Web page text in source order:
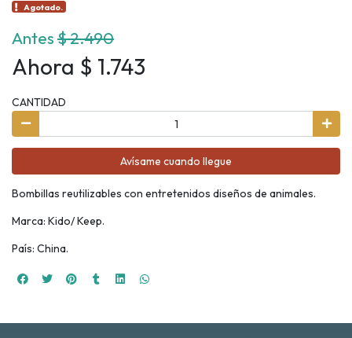
Agotado.
Antes$ 2.490
Ahora $ 1.743
CANTIDAD
Avísame cuando llegue
Bombillas reutilizables con entretenidos diseños de animales.
Marca: Kido/ Keep.
País: China.